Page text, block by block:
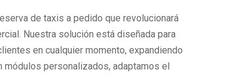
de taxis a pedido que revolucionará
Nuestra solución está diseñada para
en cualquier momento, expandiendo
personalizados, adaptamos el